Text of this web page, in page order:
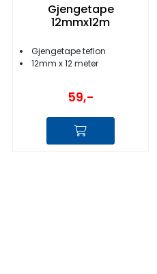
Gjengetape
12mmx12m
Gjengetape teflon
12mm x 12 meter
59,-